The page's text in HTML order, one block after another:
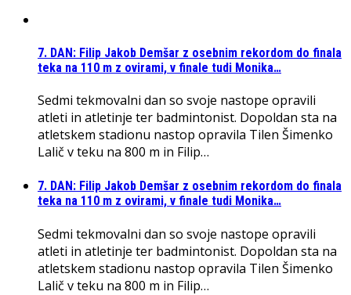
7. DAN: Filip Jakob Demšar z osebnim rekordom do finala
teka na 110 m z ovirami, v finale tudi Monika…
Sedmi tekmovalni dan so svoje nastope opravili
atleti in atletinje ter badmintonist. Dopoldan sta na
atletskem stadionu nastop opravila Tilen Šimenko
Lalič v teku na 800 m in Filip…
7. DAN: Filip Jakob Demšar z osebnim rekordom do finala
teka na 110 m z ovirami, v finale tudi Monika…
Sedmi tekmovalni dan so svoje nastope opravili
atleti in atletinje ter badmintonist. Dopoldan sta na
atletskem stadionu nastop opravila Tilen Šimenko
Lalič v teku na 800 m in Filip…